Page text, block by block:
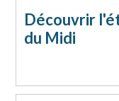
Découvrir
du Midi